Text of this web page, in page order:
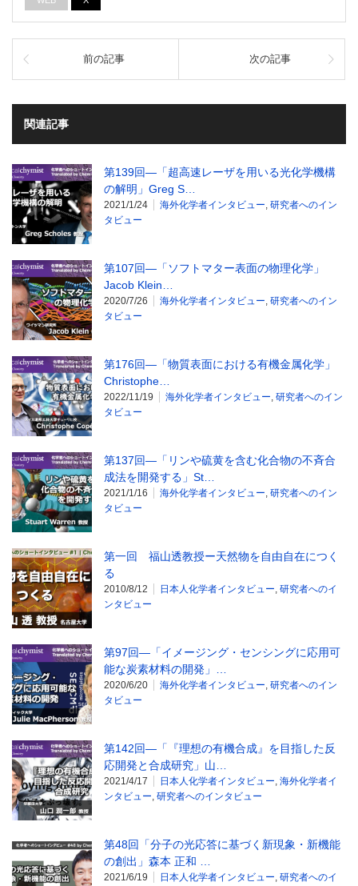
前の記事 次の記事
関連記事
第139回―「超高速レーザを用いる光化学機構
の解明」Greg S…
2021/1/24 海外化学者インタビュー, 研究者へのイン
タビュー
第107回―「ソフトマター表面の物理化学」
Jacob Klein…
2020/7/26 海外化学者インタビュー, 研究者へのイン
タビュー
第176回―「物質表面における有機金属化学」
Christophe…
2022/11/19 海外化学者インタビュー, 研究者へのイン
タビュー
第137回―「リンや硫黄を含む化合物の不斉合
成法を開発する」St…
2021/1/16 海外化学者インタビュー, 研究者へのイン
タビュー
第一回 福山透教授ー天然物を自由自在につく
る
2010/8/12 日本人化学者インタビュー, 研究者へのイ
ンタビュー
第97回―「イメージング・センシングに応用可
能な炭素材料の開発」…
2020/6/20 海外化学者インタビュー, 研究者へのイン
タビュー
第142回―「『理想の有機合成』を目指した反
応開発と合成研究」山…
2021/4/17 日本人化学者インタビュー, 海外化学者イ
ンタビュー, 研究者へのインタビュー
第48回「分子の光応答に基づく新現象・新機能
の創出」森本 正和 …
2021/6/19 日本人化学者インタビュー, 研究者へのイ